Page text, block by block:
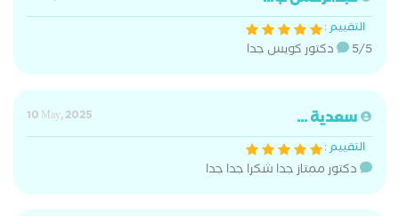
التقييم :
5/5 دكتور كويس جدا
سعدية ...
10 May, 2025
التقييم :
دكتور ممتاز جدا شكرا جدا جدا